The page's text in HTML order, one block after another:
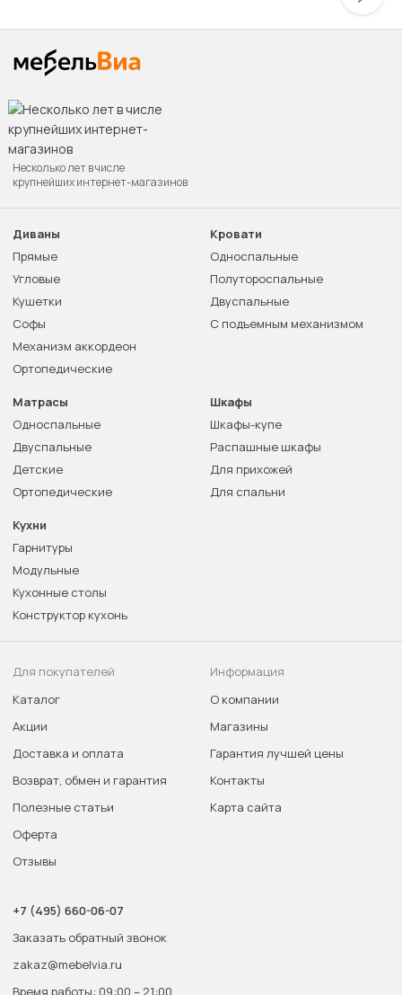
Несколько лет в числе
крупнейших интернет-магазинов
Диваны
Прямые
Угловые
Кушетки
Софы
Механизм аккордеон
Ортопедические
Кровати
Односпальные
Полутороспальные
Двуспальные
С подъемным механизмом
Матрасы
Односпальные
Двуспальные
Детские
Ортопедические
Шкафы
Шкафы-купе
Распашные шкафы
Для прихожей
Для спальни
Кухни
Гарнитуры
Модульные
Кухонные столы
Конструктор кухонь
Для покупателей
Каталог
Акции
Доставка и оплата
Возврат, обмен и гарантия
Полезные статьи
Оферта
Отзывы
Информация
О компании
Магазины
Гарантия лучшей цены
Контакты
Карта сайта
+7 (495) 660-06-07
Заказать обратный звонок
zakaz@mebelvia.ru
Время работы: 09:00 – 21:00